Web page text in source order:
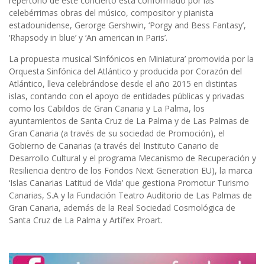
celebérrimas obras del músico, compositor y pianista
estadounidense, Gerorge Gershwin, ‘Porgy and Bess Fantasy’,
‘Rhapsody in blue’ y ‘An american in Paris’.
La propuesta musical ‘Sinfónicos en Miniatura’ promovida por la
Orquesta Sinfónica del Atlántico y producida por Corazón del
Atlántico, lleva celebrándose desde el año 2015 en distintas
islas, contando con el apoyo de entidades públicas y privadas
como los Cabildos de Gran Canaria y La Palma, los
ayuntamientos de Santa Cruz de La Palma y de Las Palmas de
Gran Canaria (a través de su sociedad de Promoción), el
Gobierno de Canarias (a través del Instituto Canario de
Desarrollo Cultural y el programa Mecanismo de Recuperación y
Resiliencia dentro de los Fondos Next Generation EU), la marca
‘Islas Canarias Latitud de Vida’ que gestiona Promotur Turismo
Canarias, S.A y la Fundación Teatro Auditorio de Las Palmas de
Gran Canaria, además de la Real Sociedad Cosmológica de
Santa Cruz de La Palma y Artífex Proart.